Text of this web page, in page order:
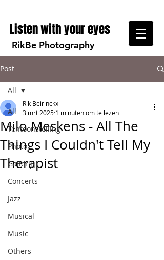
Listen with your eyes
RikBe Photography
Post
All
Tentoonstelling
Photo
Gallerij
Concerts
Jazz
Musical
Music
Others
All
Milo Meskens - All The
Things I Couldn't Tell My
Therapist
Rik Beirinckx
3 mrt 2025 1 minuten om te lezen